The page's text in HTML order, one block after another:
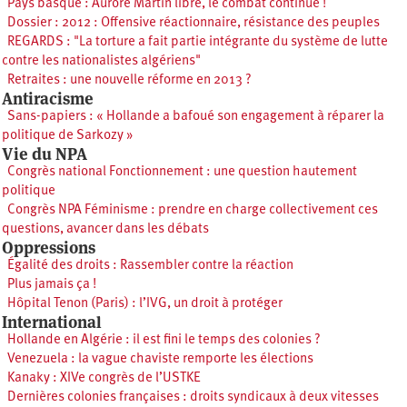
Pays basque : Aurore Martin libre, le combat continue !
Dossier : 2012 : Offensive réactionnaire, résistance des peuples
REGARDS : "La torture a fait partie intégrante du système de lutte
contre les nationalistes algériens"
Retraites : une nouvelle réforme en 2013 ?
Antiracisme
Sans-papiers : « Hollande a bafoué son engagement à réparer la
politique de Sarkozy »
Vie du NPA
Congrès national Fonctionnement : une question hautement
politique
Congrès NPA Féminisme : prendre en charge collectivement ces
questions, avancer dans les débats
Oppressions
Égalité des droits : Rassembler contre la réaction
Plus jamais ça !
Hôpital Tenon (Paris) : l’IVG, un droit à protéger
International
Hollande en Algérie : il est fini le temps des colonies ?
Venezuela : la vague chaviste remporte les élections
Kanaky : XIVe congrès de l’USTKE
Dernières colonies françaises : droits syndicaux à deux vitesses